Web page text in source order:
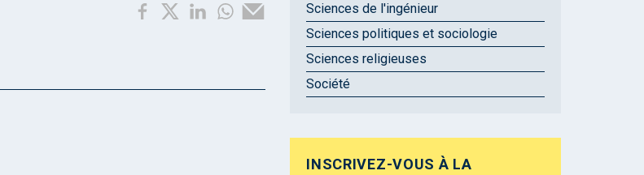
Sciences de l'ingénieur
Sciences politiques et sociologie
Sciences religieuses
Société
INSCRIVEZ-VOUS À LA